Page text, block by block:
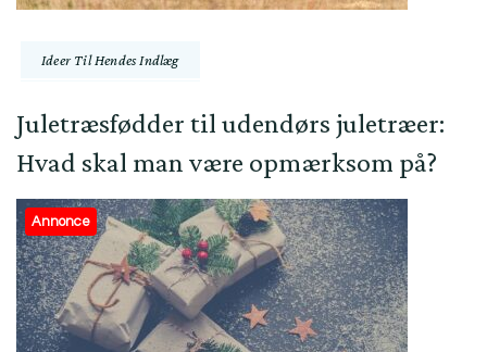
Ideer Til Hendes Indlæg
Juletræsfødder til udendørs juletræer:
Hvad skal man være opmærksom på?
Annonce